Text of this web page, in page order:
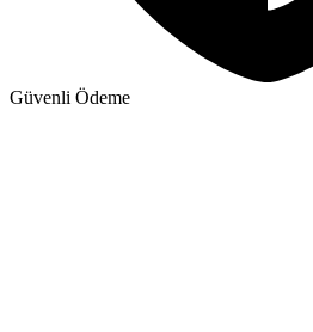
Güvenli Ödeme